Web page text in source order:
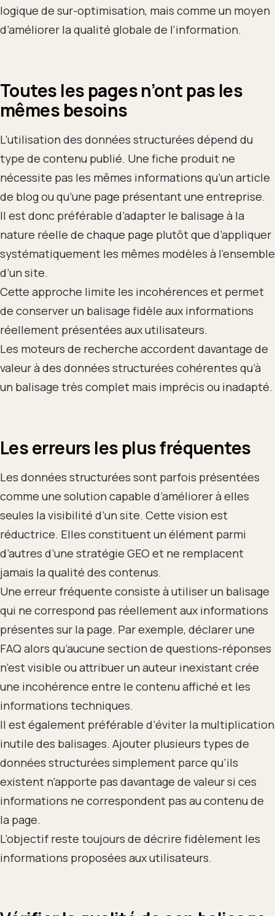
logique de sur-optimisation, mais comme un moyen
d’améliorer la qualité globale de l’information.
Toutes les pages n’ont pas les
mêmes besoins
L’utilisation des données structurées dépend du
type de contenu publié. Une fiche produit ne
nécessite pas les mêmes informations qu’un article
de blog ou qu’une page présentant une entreprise.
Il est donc préférable d’adapter le balisage à la
nature réelle de chaque page plutôt que d’appliquer
systématiquement les mêmes modèles à l’ensemble
d’un site.
Cette approche limite les incohérences et permet
de conserver un balisage fidèle aux informations
réellement présentées aux utilisateurs.
Les moteurs de recherche accordent davantage de
valeur à des données structurées cohérentes qu’à
un balisage très complet mais imprécis ou inadapté.
Les erreurs les plus fréquentes
Les données structurées sont parfois présentées
comme une solution capable d’améliorer à elles
seules la visibilité d’un site. Cette vision est
réductrice. Elles constituent un élément parmi
d’autres d’une stratégie GEO et ne remplacent
jamais la qualité des contenus.
Une erreur fréquente consiste à utiliser un balisage
qui ne correspond pas réellement aux informations
présentes sur la page. Par exemple, déclarer une
FAQ alors qu’aucune section de questions-réponses
n’est visible ou attribuer un auteur inexistant crée
une incohérence entre le contenu affiché et les
informations techniques.
Il est également préférable d’éviter la multiplication
inutile des balisages. Ajouter plusieurs types de
données structurées simplement parce qu’ils
existent n’apporte pas davantage de valeur si ces
informations ne correspondent pas au contenu de
la page.
L’objectif reste toujours de décrire fidèlement les
informations proposées aux utilisateurs.